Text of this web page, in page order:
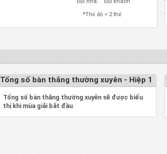
Đội nhà
Đội khách
*Thẻ đỏ = 2 thẻ
Tổng số bàn thắng thường xuyên - Hiệp 1
Tổng số bàn thắng thường xuyên sẽ được biểu
thị khi mùa giải bắt đầu.